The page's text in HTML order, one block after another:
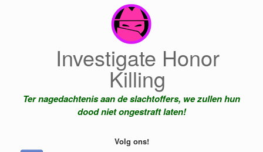
Investigate Honor
Killing
Ter nagedachtenis aan de slachtoffers, we zullen hun
dood niet ongestraft laten!
Volg ons!